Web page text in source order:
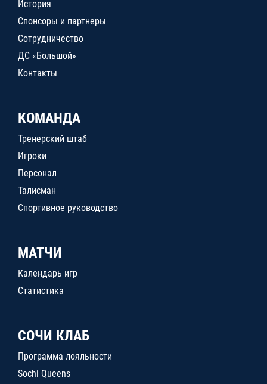
История
Спонсоры и партнеры
Сотрудничество
ДС «Большой»
Контакты
КОМАНДА
Тренерский штаб
Игроки
Персонал
Талисман
Спортивное руководство
МАТЧИ
Календарь игр
Статистика
СОЧИ КЛАБ
Программа лояльности
Sochi Queens